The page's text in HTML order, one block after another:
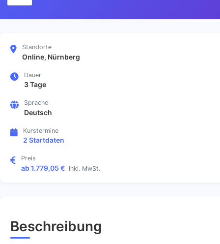
Standorte
Online, Nürnberg
Dauer
3 Tage
Sprache
Deutsch
Kurstermine
2 Startdaten
Preis
ab 1.779,05 € inkl. MwSt.
Beschreibung